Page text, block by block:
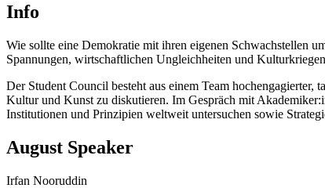
Info
Wie sollte eine Demokratie mit ihren eigenen Schwachstellen
Spannungen, wirtschaftlichen Ungleichheiten und
Der Student Council besteht aus einem Team
Kultur und Kunst zu diskutieren. Im Gespräch mit
Institutionen und Prinzipien weltweit untersuchen sowie
August Speaker
Irfan Nooruddin